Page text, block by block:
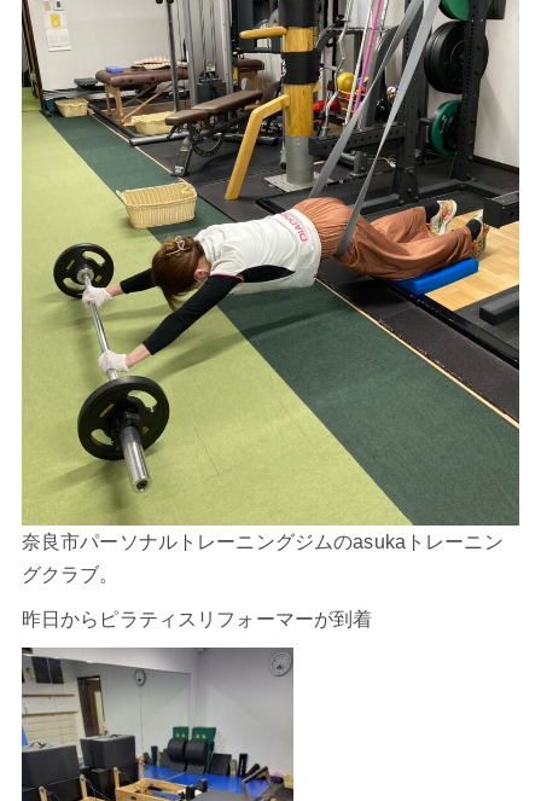
奈良市パーソナルトレーニングジムのasukaトレーニン
グクラブ。
昨日からピラティスリフォーマーが到着